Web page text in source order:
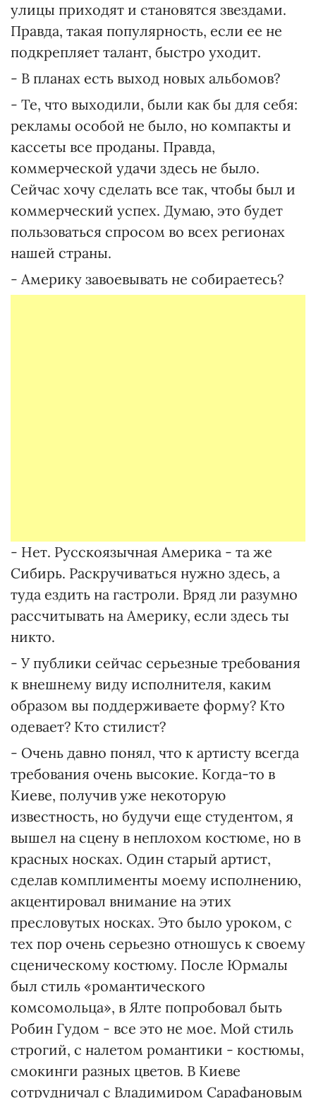
улицы приходят и становятся звездами.
Правда, такая популярность, если ее не
подкрепляет талант, быстро уходит.
- В планах есть выход новых альбомов?
- Те, что выходили, были как бы для себя:
рекламы особой не было, но компакты и
кассеты все проданы. Правда,
коммерческой удачи здесь не было.
Сейчас хочу сделать все так, чтобы был и
коммерческий успех. Думаю, это будет
пользоваться спросом во всех регионах
нашей страны.
- Америку завоевывать не собираетесь?
- Нет. Русскоязычная Америка - та же
Сибирь. Раскручиваться нужно здесь, а
туда ездить на гастроли. Вряд ли разумно
рассчитывать на Америку, если здесь ты
никто.
- У публики сейчас серьезные требования
к внешнему виду исполнителя, каким
образом вы поддерживаете форму? Кто
одевает? Кто стилист?
- Очень давно понял, что к артисту всегда
требования очень высокие. Когда-то в
Киеве, получив уже некоторую
известность, но будучи еще студентом, я
вышел на сцену в неплохом костюме, но в
красных носках. Один старый артист,
сделав комплименты моему исполнению,
акцентировал внимание на этих
пресловутых носках. Это было уроком, с
тех пор очень серьезно отношусь к своему
сценическому костюму. После Юрмалы
был стиль «романтического
комсомольца», в Ялте попробовал быть
Робин Гудом - все это не мое. Мой стиль
строгий, с налетом романтики - костюмы,
смокинги разных цветов. В Киеве
сотрудничал с Владимиром Сарафановым